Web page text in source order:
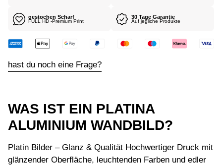
gestochen Scharf
FULL HD -Premium Print
30 Tage Garantie
Auf jegliche Produkte
hast du noch eine Frage?
WAS IST EIN PLATINA
ALUMINIUM WANDBILD?
Platin Bilder – Glanz & Qualität Hochwertiger Druck mit
glänzender Oberfläche, leuchtenden Farben und edler